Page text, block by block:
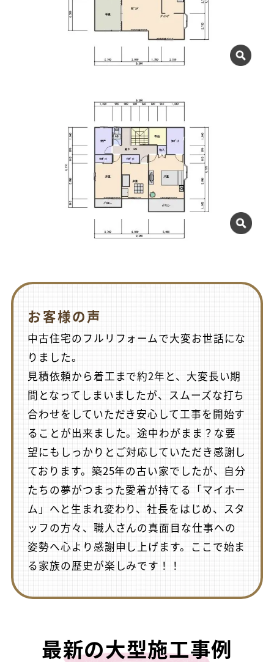
お客様の声
中古住宅のフルリフォームで大変お世話にな
りました。
見積依頼から着工まで約2年と、大変長い期
間となってしまいましたが、スムーズな打ち
合わせをしていただき安心して工事を開始す
ることが出来ました。途中わがまま？な要
望にもしっかりとご対応していただき感謝し
ております。築25年の古い家でしたが、自分
たちの夢がつまった愛着が持てる「マイホー
ム」へと生まれ変わり、社長をはじめ、スタ
ッフの方々、職人さんの真面目な仕事への
姿勢へ心より感謝申し上げます。ここで始ま
る家族の歴史が楽しみです！！
最新の大型施工事例